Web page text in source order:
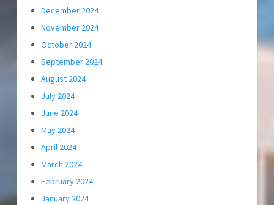
December 2024
November 2024
October 2024
September 2024
August 2024
July 2024
June 2024
May 2024
April 2024
March 2024
February 2024
January 2024